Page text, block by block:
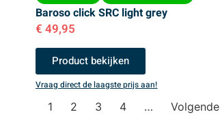
Baroso click SRC light grey
€ 49,95
Product bekijken
Vraag direct de laagste prijs aan!
1 2 3 4 … Volgende